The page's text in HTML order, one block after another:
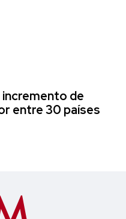
de
entre 30 países